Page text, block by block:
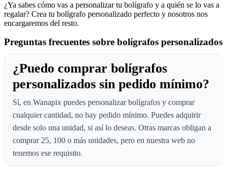
¿Ya sabes cómo vas a personalizar tu bolígrafo y a quién se lo vas a
regalar? Crea tu bolígrafo personalizado perfecto y nosotros nos
encargaremos del resto.
Preguntas frecuentes sobre bolígrafos personalizados
¿Puedo comprar bolígrafos
personalizados sin pedido mínimo?
Sí, en Wanapix puedes personalizar bolígrafos y comprar
cualquier cantidad, no hay pedido mínimo. Puedes adquirir
desde solo una unidad, si así lo deseas. Otras marcas obligan a
comprar 25, 100 o más unidades, pero en nuestra web no
tenemos ese requisito.